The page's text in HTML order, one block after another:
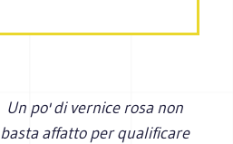
Un po' di vernice rosa non
basta affatto per qualificare